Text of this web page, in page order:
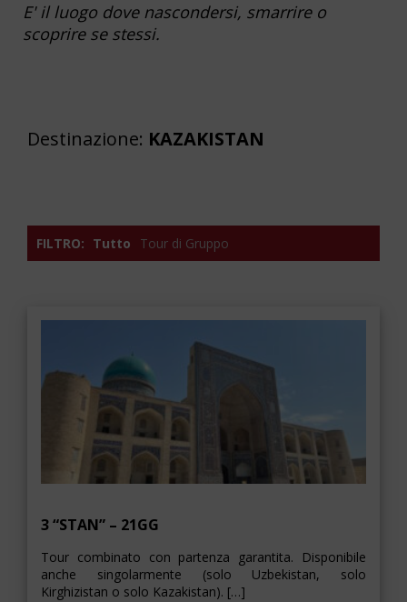
E' il luogo dove nascondersi, smarrire o
scoprire se stessi.
Destinazione: KAZAKISTAN
FILTRO: Tutto Tour di Gruppo
3 “STAN” – 21GG
Tour combinato con partenza garantita. Disponibile
anche singolarmente (solo Uzbekistan, solo
Kirghizistan o solo Kazakistan). […]